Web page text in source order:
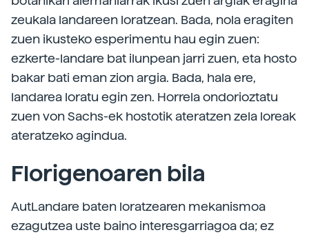
zeukala landareen loratzean. Bada, nola eragiten
zuen ikusteko esperimentu hau egin zuen:
ezkerte-landare bat ilunpean jarri zuen, eta hosto
bakar bati eman zion argia. Bada, hala ere,
landarea loratu egin zen. Horrela ondorioztatu
zuen von Sachs-ek hostotik ateratzen zela loreak
ateratzeko agindua.
Florigenoaren bila
AutLandare baten loratzearen mekanismoa
ezagutzea uste baino interesgarriagoa da; ez